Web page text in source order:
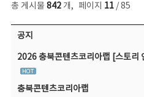
총 게시물 842개, 페이지 11/ 85
공지사항 목록 - 번호, 제목, 작성자, 파일, 조회수, 작성일 정보 제공
공지
2026 충북콘텐츠코리아랩 [스토리
충북콘텐츠코리아랩